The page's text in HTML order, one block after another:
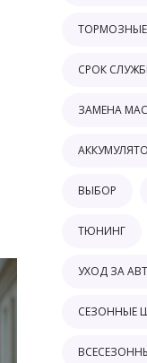
СРОК
ЗАМЕНА
ВЫБОР
ТЮНИНГ
УХОД ЗА
СЕЗОННЫЕ